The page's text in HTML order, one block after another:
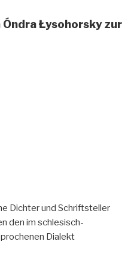
Łysohorsky zur
Dichter und Schriftsteller
den im schlesisch-
Dialekt